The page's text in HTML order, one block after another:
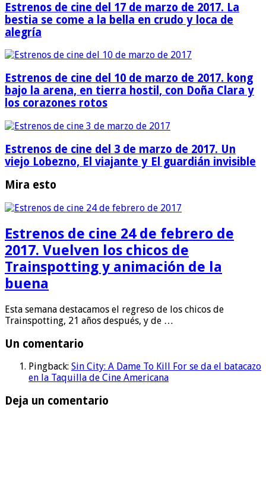
Estrenos de cine del 17 de marzo de 2017. La
bestia se come a la bella en crudo y loca de
alegría
Estrenos de cine del 10 de marzo de 2017. kong
bajo la arena, en tierra hostil, con Doña Clara y
los corazones rotos
Estrenos de cine del 3 de marzo de 2017. Un
viejo Lobezno, El viajante y El guardián invisible
Mira esto
Estrenos de cine 24 de febrero de
2017. Vuelven los chicos de
Trainspotting y animación de la
buena
Esta semana destacamos el regreso de los chicos de
Trainspotting, 21 años después, y de …
Un comentario
Pingback: Sin City: A Dame To Kill For se da el batacazo
en la Taquilla de Cine Americana
Deja un comentario